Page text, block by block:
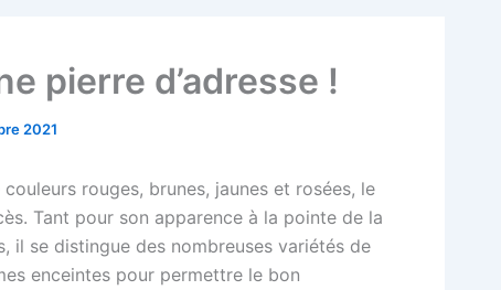
pierre d’adresse !
2021
rouges, brunes, jaunes et rosées, le
Tant pour son apparence à la pointe de la
il se distingue des nombreuses variétés de
enceintes pour permettre le bon